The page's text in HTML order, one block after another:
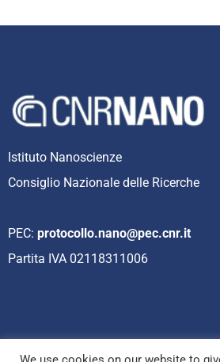
Istituto Nanoscienze
Consiglio Nazionale delle Ricerche
PEC: protocollo.nano@pec.cnr.it
Partita IVA 02118311006